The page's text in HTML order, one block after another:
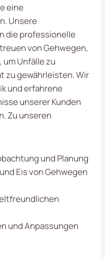
eine
Unsere
die professionelle
von Gehwegen,
Unfälle zu
zu gewährleisten. Wir
und erfahrene
unserer Kunden
Zu unseren
und Planung
Eis von Gehwegen
und Anpassungen